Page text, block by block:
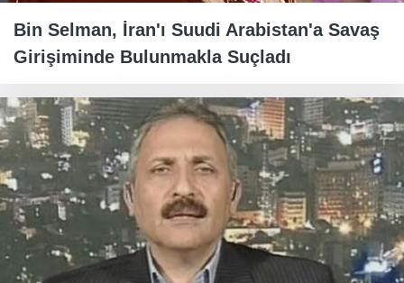
Bin Selman, İran'ı Suudi Arabistan'a Savaş
Girişiminde Bulunmakla Suçladı